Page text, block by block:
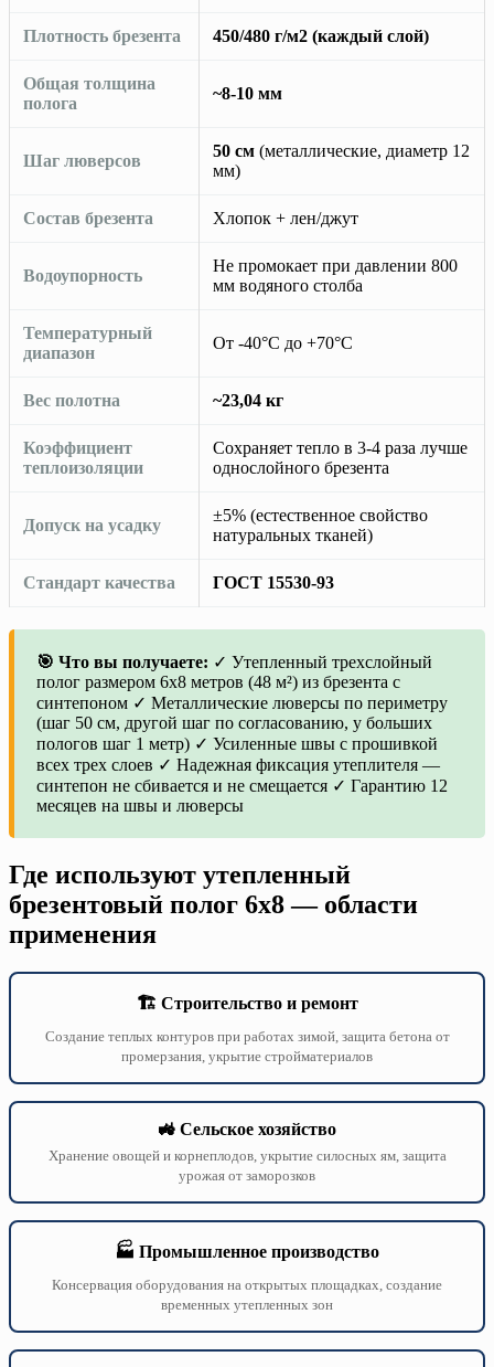
Плотность брезента 450/480 г/м2 (каждый слой)
Общая толщина
полога
~8-10 мм
Шаг люверсов
50 см (металлические, диаметр 12
мм)
Состав брезента Хлопок + лен/джут
Водоупорность
Не промокает при давлении 800
мм водяного столба
Температурный
диапазон
От -40°C до +70°C
Вес полотна ~23,04 кг
Коэффициент
теплоизоляции
Сохраняет тепло в 3-4 раза лучше
однослойного брезента
Допуск на усадку
±5% (естественное свойство
натуральных тканей)
Стандарт качества ГОСТ 15530-93
🎯 Что вы получаете: ✓ Утепленный трехслойный
полог размером 6х8 метров (48 м²) из брезента с
синтепоном ✓ Металлические люверсы по периметру
(шаг 50 см, другой шаг по согласованию, у больших
пологов шаг 1 метр) ✓ Усиленные швы с прошивкой
всех трех слоев ✓ Надежная фиксация утеплителя —
синтепон не сбивается и не смещается ✓ Гарантию 12
месяцев на швы и люверсы
Где используют утепленный
брезентовый полог 6х8 — области
применения
🏗️ Строительство и ремонт
Создание теплых контуров при работах зимой, защита бетона от
промерзания, укрытие стройматериалов
🚜 Сельское хозяйство
Хранение овощей и корнеплодов, укрытие силосных ям, защита
урожая от заморозков
🏭 Промышленное производство
Консервация оборудования на открытых площадках, создание
временных утепленных зон